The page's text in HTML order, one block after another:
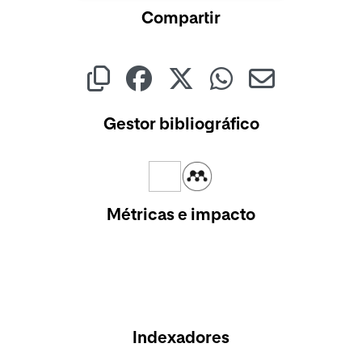
Compartir
Gestor bibliográfico
Métricas e impacto
Indexadores